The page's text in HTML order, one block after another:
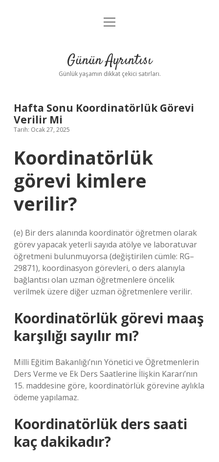
Anasayfa
Yasal Uyarı
menüyü
Günün Ayrıntısı
Günlük yaşamın dikkat çekici satırları.
Hafta Sonu Koordinatörlük Görevi
Verilir Mi
Tarih: Ocak 27, 2025
Koordinatörlük
görevi kimlere
verilir?
(e) Bir ders alanında koordinatör öğretmen olarak
görev yapacak yeterli sayıda atölye ve laboratuvar
öğretmeni bulunmuyorsa (değiştirilen cümle: RG–
29871), koordinasyon görevleri, o ders alanıyla
bağlantısı olan uzman öğretmenlere öncelik
verilmek üzere diğer uzman öğretmenlere verilir.
Koordinatörlük görevi maaş
karşılığı sayılır mı?
Milli Eğitim Bakanlığı’nın Yönetici ve Öğretmenlerin
Ders Verme ve Ek Ders Saatlerine İlişkin Kararı’nın
15. maddesine göre, koordinatörlük görevine aylıkla
ödeme yapılamaz.
Koordinatörlük ders saati
kaç dakikadır?